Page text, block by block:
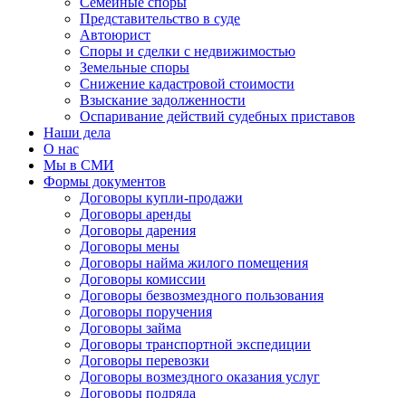
Представительство в суде
Автоюрист
Споры и сделки с недвижимостью
Земельные споры
Снижение кадастровой стоимости
Взыскание задолженности
Оспаривание действий судебных приставов
Наши дела
О нас
Мы в СМИ
Формы документов
Договоры купли-продажи
Договоры аренды
Договоры дарения
Договоры мены
Договоры найма жилого помещения
Договоры комиссии
Договоры безвозмездного пользования
Договоры поручения
Договоры займа
Договоры транспортной экспедиции
Договоры перевозки
Договоры возмездного оказания услуг
Договоры подряда